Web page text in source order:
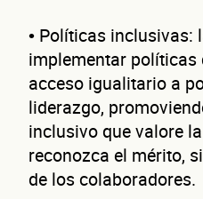
• Políticas inclusivas:
implementar políticas
acceso igualitario a
liderazgo,
inclusivo que valore
reconozca el mérito,
de los colaboradores.
Segundo apellido
Teléfono
Correo electrónico
Confirma tu correo